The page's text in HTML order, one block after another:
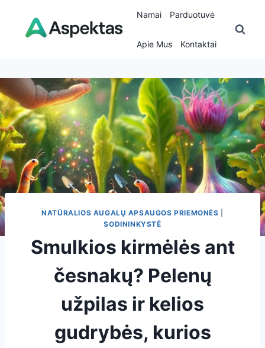
content
Namai Parduotuvė
Apie Mus Kontaktai
NATŪRALIOS AUGALŲ APSAUGOS PRIEMONĖS
SODININKYSTĖ
Smulkios kirmėlės ant
česnakų? Pelenų
užpilas ir kelios
gudrybės, kurios